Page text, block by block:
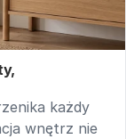
każdy
wnętrz nie